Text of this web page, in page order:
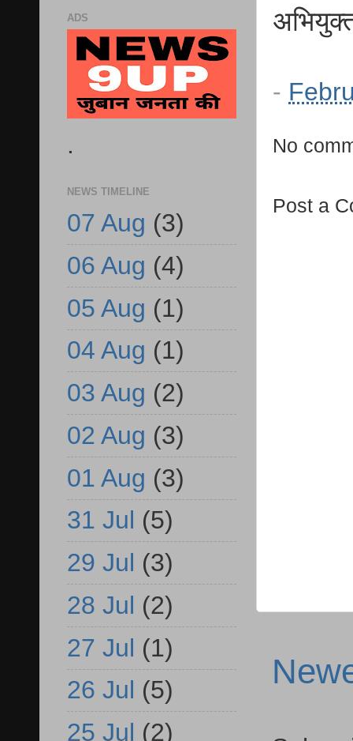
-
No
Post a
ADS
.
NEWS TIMELINE
07 Aug (3)
06 Aug (4)
05 Aug (1)
04 Aug (1)
03 Aug (2)
02 Aug (3)
01 Aug (3)
31 Jul (5)
29 Jul (3)
28 Jul (2)
27 Jul (1)
26 Jul (5)
25 Jul (2)